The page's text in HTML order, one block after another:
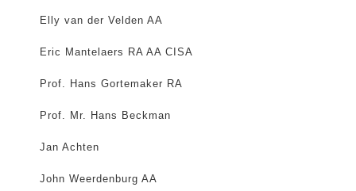
Elly van der Velden AA
Eric Mantelaers RA AA CISA
Prof. Hans Gortemaker RA
Prof. Mr. Hans Beckman
Jan Achten
John Weerdenburg AA